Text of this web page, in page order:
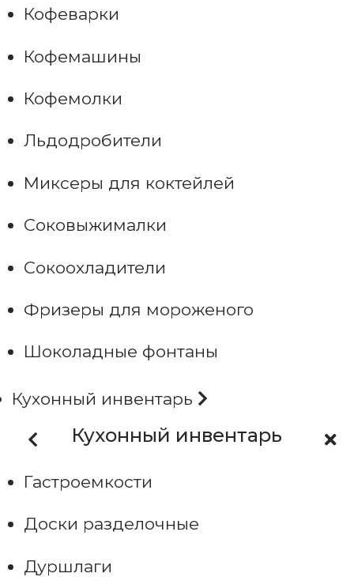
Кофеварки
Кофемашины
Кофемолки
Льдодробители
Миксеры для коктейлей
Соковыжималки
Сокоохладители
Фризеры для мороженого
Шоколадные фонтаны
Кухонный инвентарь
Кухонный инвентарь
Гастроемкости
Доски разделочные
Дуршлаги